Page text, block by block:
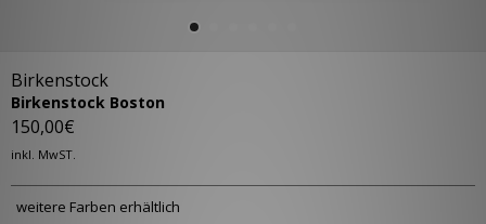
Birkenstock
Birkenstock Boston
150,00€
inkl. MwST.
weitere Farben erhältlich